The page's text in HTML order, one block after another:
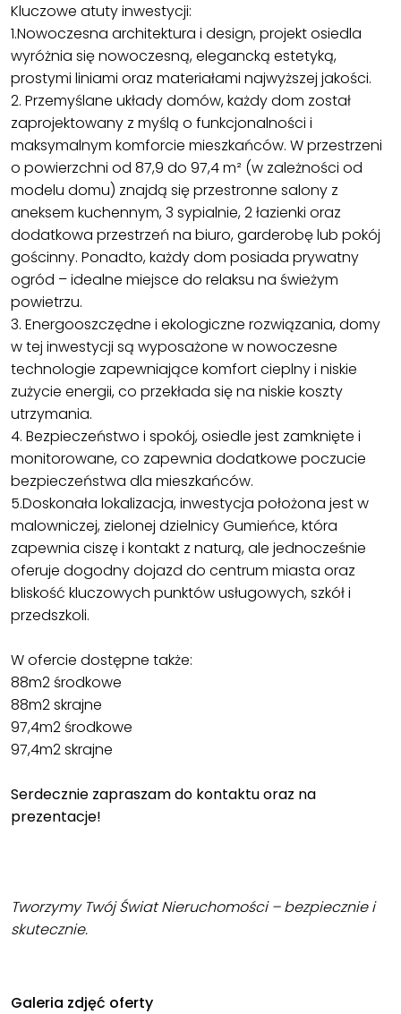
Kluczowe atuty inwestycji:
1.Nowoczesna architektura i design, projekt osiedla
wyróżnia się nowoczesną, elegancką estetyką,
prostymi liniami oraz materiałami najwyższej jakości.
2. Przemyślane układy domów, każdy dom został
zaprojektowany z myślą o funkcjonalności i
maksymalnym komforcie mieszkańców. W przestrzeni
o powierzchni od 87,9 do 97,4 m² (w zależności od
modelu domu) znajdą się przestronne salony z
aneksem kuchennym, 3 sypialnie, 2 łazienki oraz
dodatkowa przestrzeń na biuro, garderobę lub pokój
gościnny. Ponadto, każdy dom posiada prywatny
ogród – idealne miejsce do relaksu na świeżym
powietrzu.
3. Energooszczędne i ekologiczne rozwiązania, domy
w tej inwestycji są wyposażone w nowoczesne
technologie zapewniające komfort cieplny i niskie
zużycie energii, co przekłada się na niskie koszty
utrzymania.
4. Bezpieczeństwo i spokój, osiedle jest zamknięte i
monitorowane, co zapewnia dodatkowe poczucie
bezpieczeństwa dla mieszkańców.
5.Doskonała lokalizacja, inwestycja położona jest w
malowniczej, zielonej dzielnicy Gumieńce, która
zapewnia ciszę i kontakt z naturą, ale jednocześnie
oferuje dogodny dojazd do centrum miasta oraz
bliskość kluczowych punktów usługowych, szkół i
przedszkoli.
W ofercie dostępne także:
88m2 środkowe
88m2 skrajne
97,4m2 środkowe
97,4m2 skrajne
Serdecznie zapraszam do kontaktu oraz na
prezentacje!
Tworzymy Twój Świat Nieruchomości – bezpiecznie i
skutecznie.
Galeria zdjęć oferty